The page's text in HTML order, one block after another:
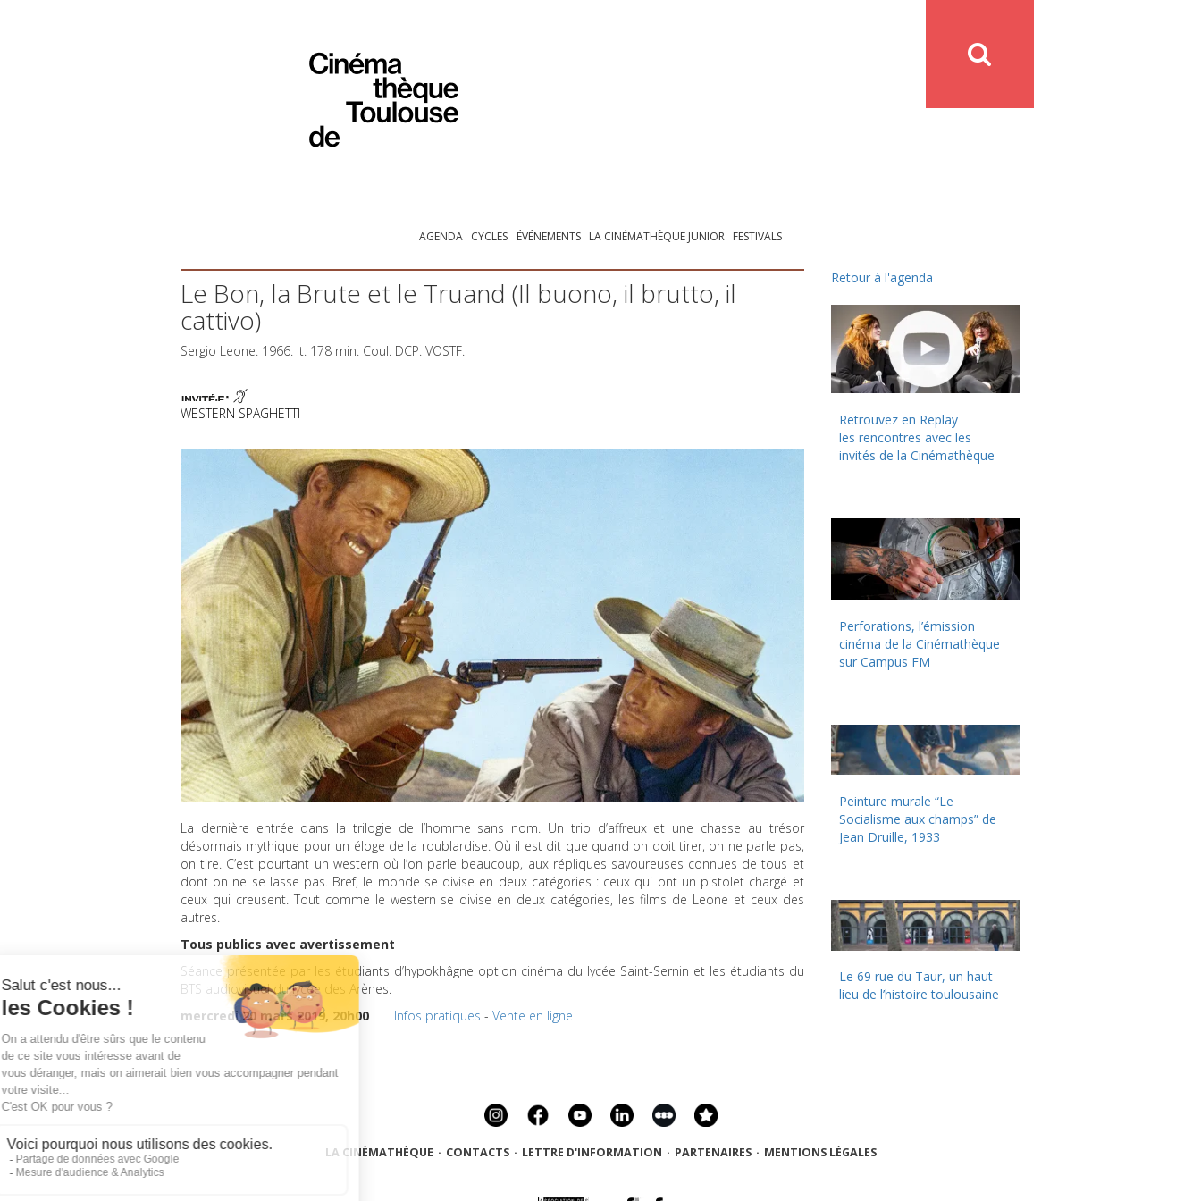
AGENDA CYCLES ÉVÉNEMENTS LA CINÉMATHÈQUE JUNIOR FESTIVALS
Le Bon, la Brute et le Truand (Il buono, il brutto, il
cattivo)
Sergio Leone. 1966. It. 178 min. Coul. DCP. VOSTF.
WESTERN SPAGHETTI
La dernière entrée dans la trilogie de l’homme sans nom. Un trio d’affreux et une chasse au trésor
désormais mythique pour un éloge de la roublardise. Où il est dit que quand on doit tirer, on ne parle pas,
on tire. C’est pourtant un western où l’on parle beaucoup, aux répliques savoureuses connues de tous et
dont on ne se lasse pas. Bref, le monde se divise en deux catégories : ceux qui ont un pistolet chargé et
ceux qui creusent. Tout comme le western se divise en deux catégories, les films de Leone et ceux des
autres.
Tous publics avec avertissement
Séance présentée par les étudiants d’hypokhâgne option cinéma du lycée Saint-Sernin et les étudiants du
BTS audiovisuel du lycée des Arènes.
mercredi 20 mars 2019, 20h00
Infos pratiques - Vente en ligne
Retour à l'agenda
Retrouvez en Replay
les rencontres avec les
invités de la Cinémathèque
Perforations, l’émission
cinéma de la Cinémathèque
sur Campus FM
Peinture murale “Le
Socialisme aux champs” de
Jean Druille, 1933
Le 69 rue du Taur, un haut
lieu de l’histoire toulousaine
LA CINÉMATHÈQUE · CONTACTS · LETTRE D'INFORMATION · PARTENAIRES · MENTIONS LÉGALES